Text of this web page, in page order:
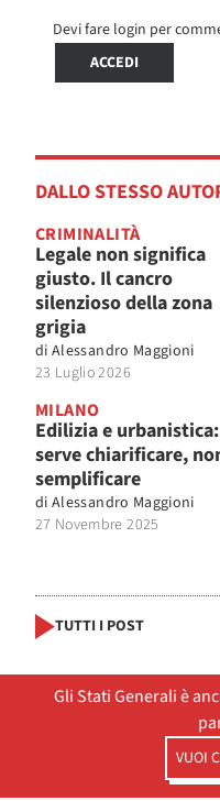
Devi fare login per
ACCEDI
DALLO STESSO
CRIMINALITÀ
Legale non significa
giusto. Il cancro
silenzioso della zona
grigia
di Alessandro Maggioni
23 Luglio 2026
MILANO
Edilizia e urbanistica:
serve chiarificare,
semplificare
di Alessandro Maggioni
27 Novembre 2025
TUTTI I POST
Gli Stati Generali è
VUOI